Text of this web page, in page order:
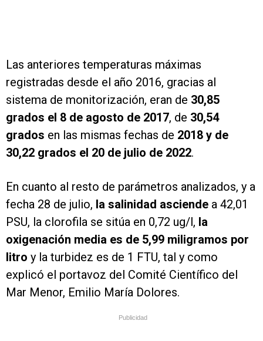
Las anteriores temperaturas máximas
registradas desde el año 2016, gracias al
sistema de monitorización, eran de 30,85
grados el 8 de agosto de 2017, de 30,54
grados en las mismas fechas de 2018 y de
30,22 grados el 20 de julio de 2022.
En cuanto al resto de parámetros analizados, y a
fecha 28 de julio, la salinidad asciende a 42,01
PSU, la clorofila se sitúa en 0,72 ug/l, la
oxigenación media es de 5,99 miligramos por
litro y la turbidez es de 1 FTU, tal y como
explicó el portavoz del Comité Científico del
Mar Menor, Emilio María Dolores.
Publicidad